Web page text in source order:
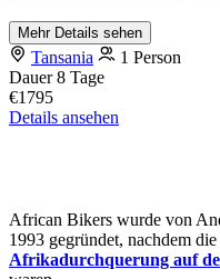
Mehr Details sehen
Tansania
1 Person
Dauer8 Tage
€1795
Details ansehen
African Bikers wurde von
1993 gegründet, nachdem
Afrikadurchquerung auf